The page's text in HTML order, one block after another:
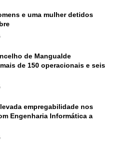
e uma mulher detidos
de Mangualde
de 150 operacionais e seis
empregabilidade nos
Engenharia Informática a